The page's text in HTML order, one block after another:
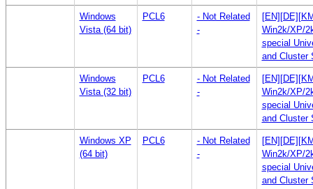
Windows
Vista (64 bit)
PCL6
- Not Related
-
Win2k/XP/
special
and Cluster
Windows
Vista (32 bit)
PCL6
- Not Related
-
Win2k/XP/
special
and Cluster
Windows XP
(64 bit)
PCL6
- Not Related
-
Win2k/XP/
special
and Cluster